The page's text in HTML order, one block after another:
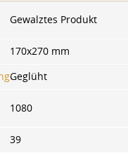
Gewalztes Produkt
170x270 mm
Geglüht
1080
39